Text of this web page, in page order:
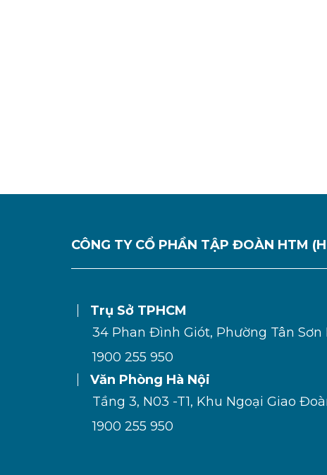
CÔNG TY CỔ PHẦN TẬP ĐOÀN HTM
Trụ Sở TPHCM
34 Phan Đình Giót, Phường Tân Sơn
1900 255 950
Văn Phòng Hà Nội
Tầng 3, N03 -T1, Khu Ngoại Giao
1900 255 950